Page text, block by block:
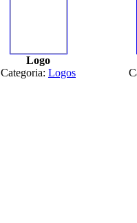
Logo
Categoria: Logos